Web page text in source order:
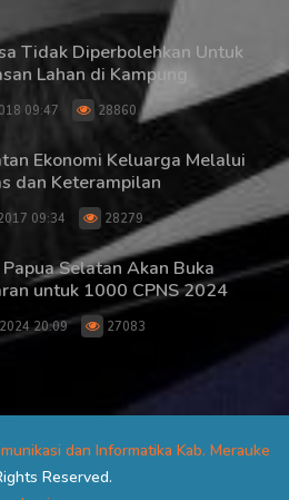
Tidak Diperbolehkan Untuk
Lahan di Kampung
09:47 28860
Ekonomi Keluarga Melalui
dan Keterampilan
09:34 28279
Selatan Akan Buka
untuk 1000 CPNS 2024
20:09 27083
dan Informatika Kab. Merauke
Reserved.